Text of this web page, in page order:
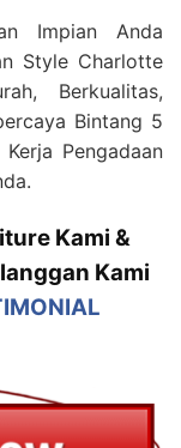
Impian Anda
Style Charlotte
Berkualitas,
Bintang 5
Pengadaan
Kami &
Kami